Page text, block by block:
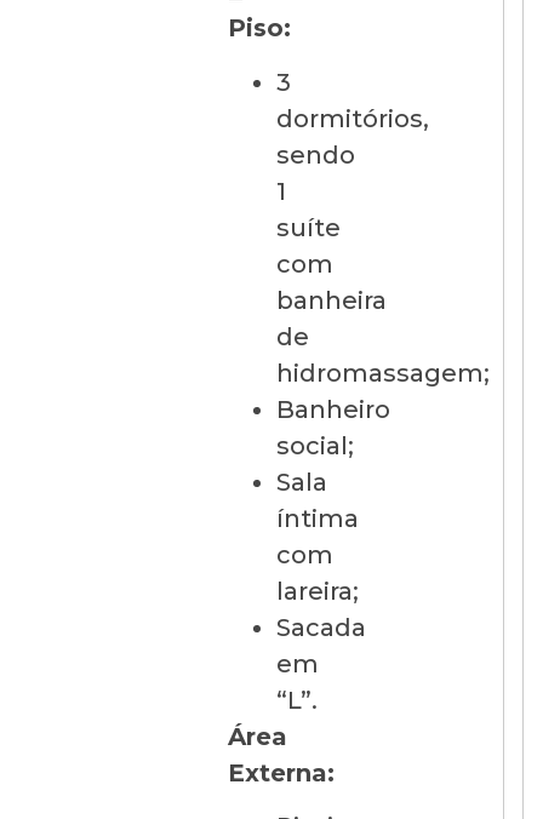
Piso:
3
dormitórios,
sendo
1
suíte
com
banheira
de
hidromassagem;
Banheiro
social;
Sala
íntima
com
lareira;
Sacada
em
“L”.
Área
Externa: